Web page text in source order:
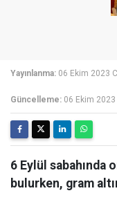
Yayınlanma: 06 Ekim 2023
Güncelleme: 06 Ekim
6 Eylül sabahında
bulurken, gram